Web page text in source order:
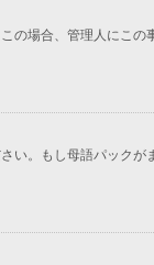
の場合、管理人にこの
い。もし母語パックが